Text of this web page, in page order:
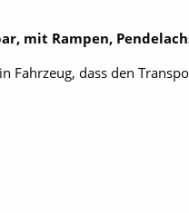
mit Rampen,
dass den